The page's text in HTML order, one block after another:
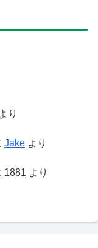
より
Jake より
1881 より